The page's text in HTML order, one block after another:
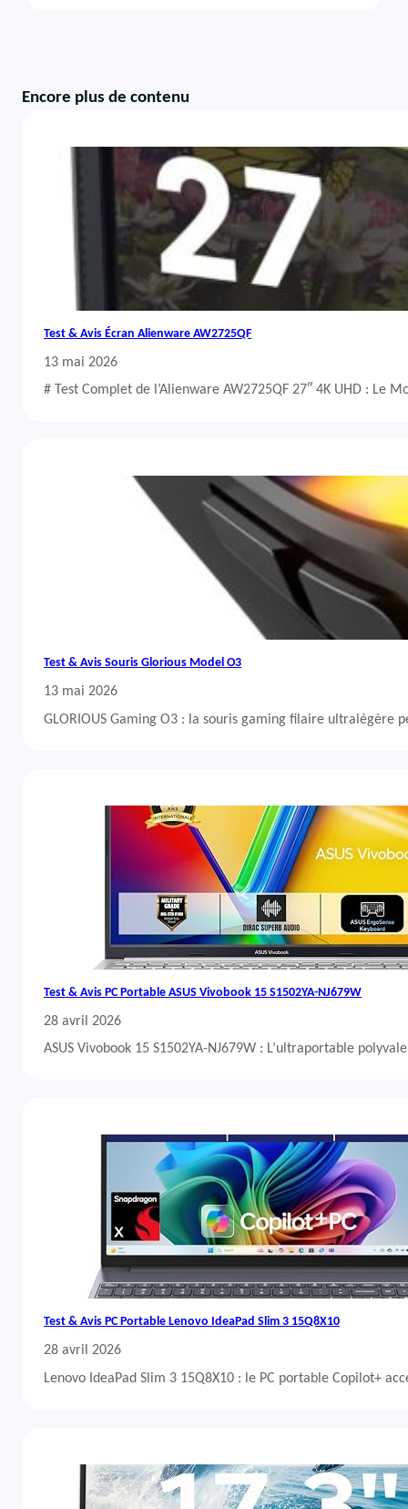
Encore plus de contenu
Test & Avis Écran Alienware AW2725QF
13 mai 2026
# Test Complet de l’Alienware AW2725QF 27″ 4K UHD : Le
Test & Avis Souris Glorious Model O3
13 mai 2026
GLORIOUS Gaming O3 : la souris gaming filaire ultralégère
Test & Avis PC Portable ASUS Vivobook 15 S1502YA-NJ679W
28 avril 2026
ASUS Vivobook 15 S1502YA-NJ679W : L’ultraportable
Test & Avis PC Portable Lenovo IdeaPad Slim 3 15Q8X10
28 avril 2026
Lenovo IdeaPad Slim 3 15Q8X10 : le PC portable Copilot+